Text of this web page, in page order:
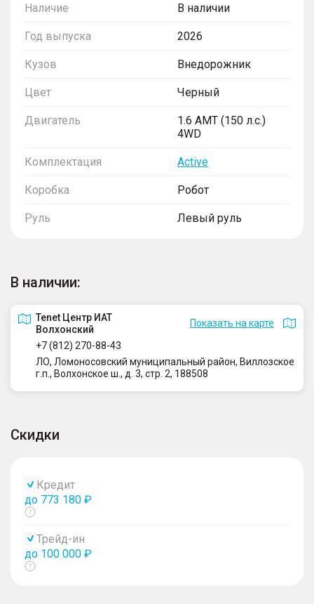
Наличие В наличии
Год выпуска 2026
Кузов Внедорожник
Цвет Черный
Двигатель
1.6 AMT (150 л.с.)
4WD
Комплектация Active
Коробка Робот
Руль Левый руль
В наличии:
Tenet Центр ИАТ
Волхонский
Показать на карте
+7 (812) 270-88-43
ЛО, Ломоносовский муниципальный район, Виллозское
г.п., Волхонское ш., д. 3, стр. 2, 188508
Скидки
Кредит
до 773 180 ₽
Показать
Трейд-ин
до 100 000 ₽
Показать